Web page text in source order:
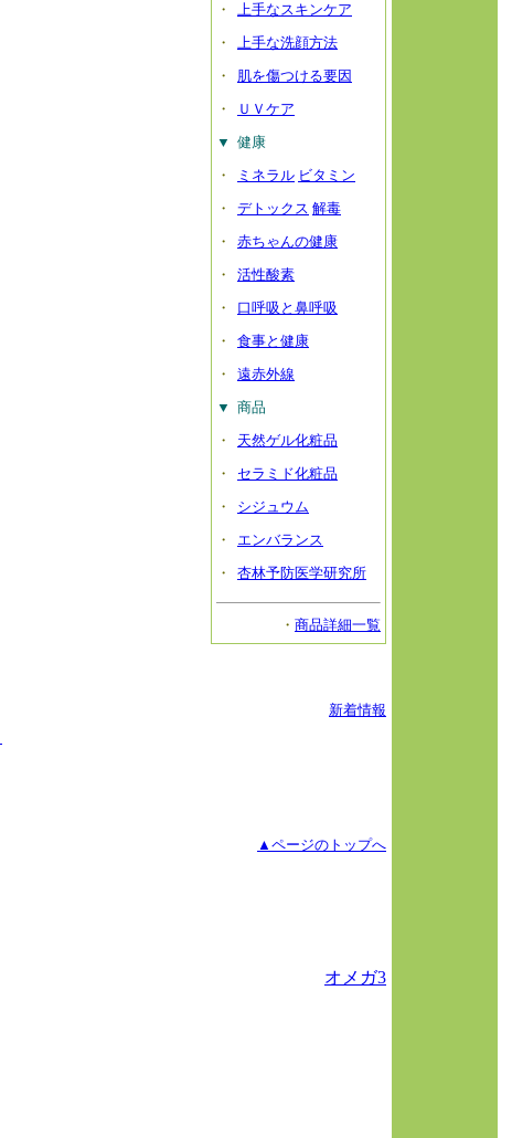
・
上手なスキンケア
・
上手な洗顔方法
・
肌を傷つける要因
・
ＵＶケア
▼ 健康
・
ミネラル ビタミン
・
デトックス 解毒
・
赤ちゃんの健康
・
活性酸素
・
口呼吸と鼻呼吸
・
食事と健康
・
遠赤外線
▼ 商品
・
天然ゲル化粧品
・
セラミド化粧品
・
シジュウム
・
エンバランス
・
杏林予防医学研究所
・ 商品詳細一覧
新着情報
▲ページのトップへ
オメガ3